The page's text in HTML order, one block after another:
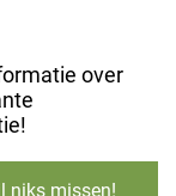
over
niks missen!